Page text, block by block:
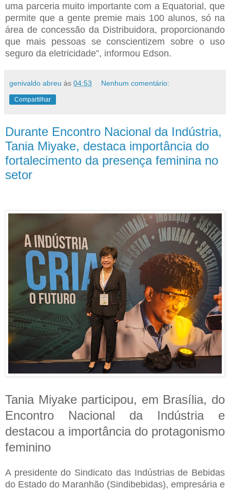
uma parceria muito importante com a Equatorial, que
permite que a gente premie mais 100 alunos, só na
área de concessão da Distribuidora, proporcionando
que mais pessoas se conscientizem sobre o uso
seguro da eletricidade”, informou Edson.
genivaldo abreu às 04:53 Nenhum comentário:
Compartilhar
Durante Encontro Nacional da Indústria,
Tania Miyake, destaca importância do
fortalecimento da presença feminina no
setor
Tania Miyake participou, em Brasília, do
Encontro Nacional da Indústria e
destacou a importância do protagonismo
feminino
A presidente do Sindicato das Indústrias de Bebidas
do Estado do Maranhão (Sindibebidas), empresária e